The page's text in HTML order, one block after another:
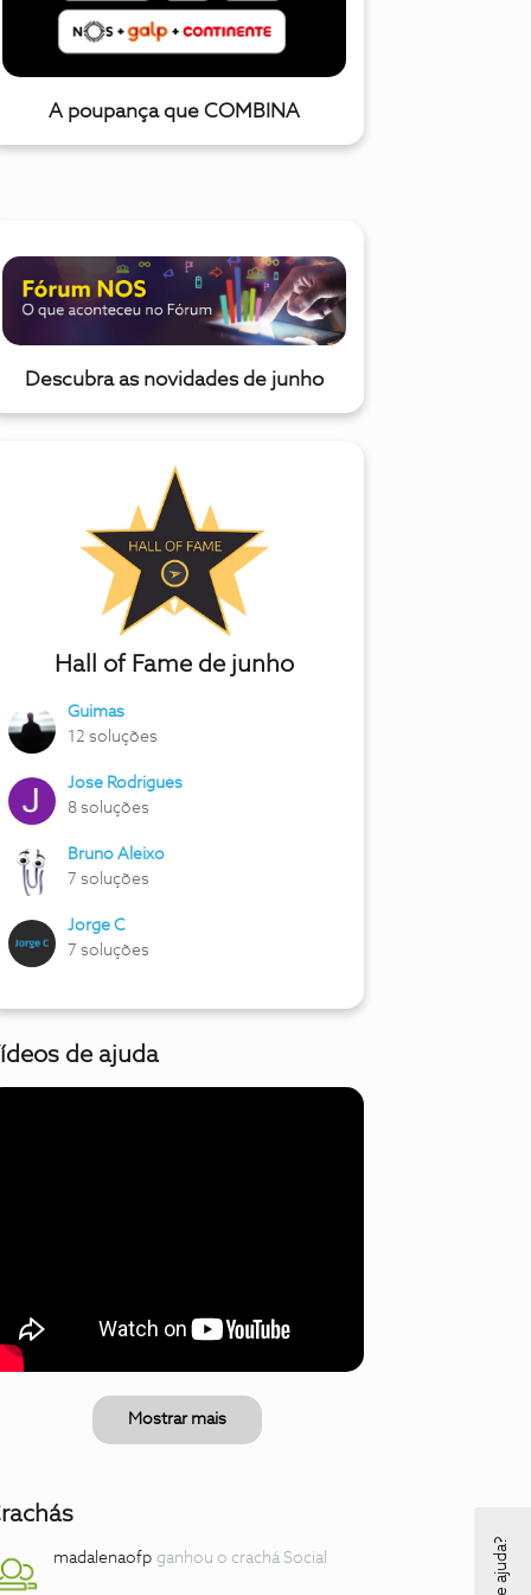
A poupança que COMBINA
Descubra as novidades de junho
Hall of Fame de junho
Guimas
12 soluções
Jose Rodrigues
8 soluções
Bruno Aleixo
7 soluções
Jorge C
7 soluções
de ajuda
Mostrar mais
madalenaofp ganhou o crachá Social